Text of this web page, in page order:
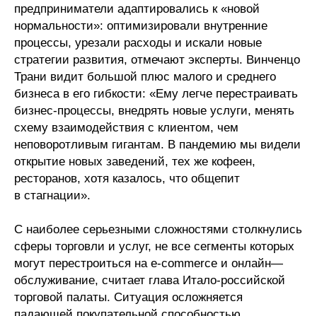
предприниматели адаптировались к «новой
нормальности»: оптимизировали внутренние
процессы, урезали расходы и искали новые
стратегии развития, отмечают эксперты. Винченцо
Трани видит большой плюс малого и среднего
бизнеса в его гибкости: «Ему легче перестраивать
бизнес-процессы, внедрять новые услуги, менять
схему взаимодействия с клиентом, чем
неповоротливым гигантам. В пандемию мы видели
открытие новых заведений, тех же кофеен,
ресторанов, хотя казалось, что общепит
в стагнации».
С наиболее серьезными сложностями столкнулись
сферы торговли и услуг, не все сегменты которых
могут перестроиться на e-commerce и онлайн—
обслуживание, считает глава Итало-российской
торговой палаты. Ситуация осложняется